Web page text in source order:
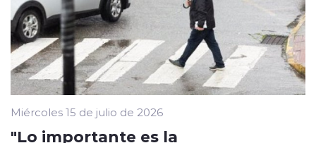
Miércoles 15 de julio de 2026
"Lo importante es la